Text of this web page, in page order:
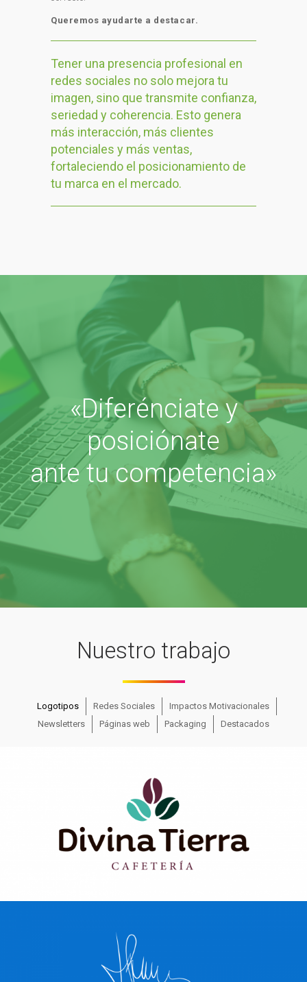
Queremos ayudarte a destacar.
Tener una presencia profesional en
redes sociales no solo mejora tu
imagen, sino que transmite confianza,
seriedad y coherencia. Esto genera
más interacción, más clientes
potenciales y más ventas,
fortaleciendo el posicionamiento de
tu marca en el mercado.
«Diferénciate y
posiciónate
ante tu competencia»
Nuestro trabajo
Logotipos Redes Sociales
Impactos Motivacionales
Newsletters
Páginas web Packaging Destacados
Divina Tierra
Ver más
Ivan Pareja